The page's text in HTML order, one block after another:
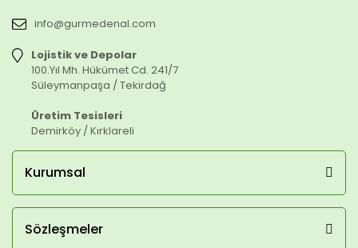
info@gurmedenal.com
Lojistik ve Depolar
100.Yıl Mh. Hükümet Cd. 241/7
Süleymanpaşa / Tekirdağ
Üretim Tesisleri
Demirköy / Kırklareli
Kurumsal
Sözleşmeler